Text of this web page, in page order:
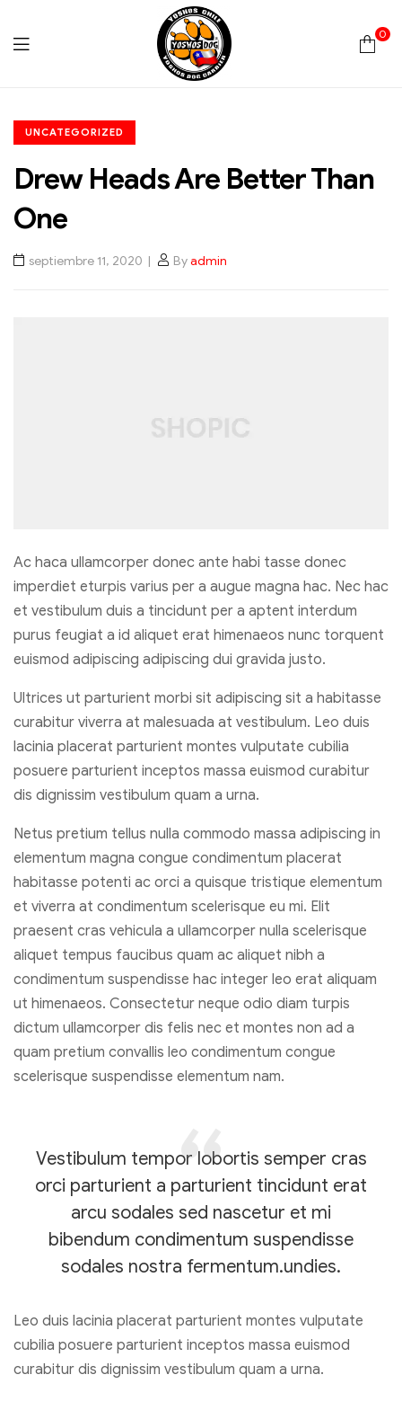
0
UNCATEGORIZED
Drew Heads Are Better Than
One
septiembre 11, 2020 Byadmin
Ac haca ullamcorper donec ante habi tasse donec
imperdiet eturpis varius per a augue magna hac. Nec hac
et vestibulum duis a tincidunt per a aptent interdum
purus feugiat a id aliquet erat himenaeos nunc torquent
euismod adipiscing adipiscing dui gravida justo.
Ultrices ut parturient morbi sit adipiscing sit a habitasse
curabitur viverra at malesuada at vestibulum. Leo duis
lacinia placerat parturient montes vulputate cubilia
posuere parturient inceptos massa euismod curabitur
dis dignissim vestibulum quam a urna.
Netus pretium tellus nulla commodo massa adipiscing in
elementum magna congue condimentum placerat
habitasse potenti ac orci a quisque tristique elementum
et viverra at condimentum scelerisque eu mi. Elit
praesent cras vehicula a ullamcorper nulla scelerisque
aliquet tempus faucibus quam ac aliquet nibh a
condimentum suspendisse hac integer leo erat aliquam
ut himenaeos. Consectetur neque odio diam turpis
dictum ullamcorper dis felis nec et montes non ad a
quam pretium convallis leo condimentum congue
scelerisque suspendisse elementum nam.
Vestibulum tempor lobortis semper cras
orci parturient a parturient tincidunt erat
arcu sodales sed nascetur et mi
bibendum condimentum suspendisse
sodales nostra fermentum.undies.
Leo duis lacinia placerat parturient montes vulputate
cubilia posuere parturient inceptos massa euismod
curabitur dis dignissim vestibulum quam a urna.